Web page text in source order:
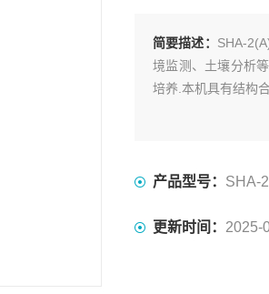
简要描述： SHA-
境监测、土壤分析
培养.本机具有结构
产品型号： SHA-2
更新时间： 2025-